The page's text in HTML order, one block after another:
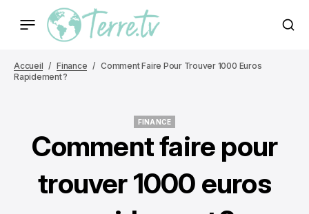
Accueil Finance
Comment Faire Pour Trouver 1000 Euros
Rapidement ?
FINANCE
Comment faire pour
trouver 1000 euros